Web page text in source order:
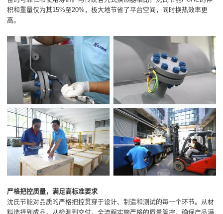
积和重量仅为其15%至20%，极大地节省了平台空间，同时换热效率更
高。
严格把控质量，满足高标准要求
沈氏节能对品质的严格把控贯穿于设计、制造和测试的每一个环节。从材
料选择到成品，从检测到交付，全流程实施严格的质量管控，确保产品满